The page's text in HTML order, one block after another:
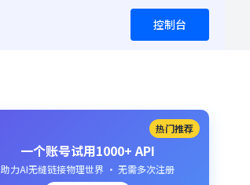
控制台
热门推荐
一个账号试用1000+ API
助力AI无缝链接物理世界 · 无需多次注册